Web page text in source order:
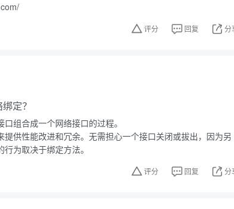
评分 回复 分
定？
组合成一个网络接口的过程。
提供性能改进和冗余。无需担心一个接口关闭或拔出，因为另
为取决于绑定方法。
评分 回复 分